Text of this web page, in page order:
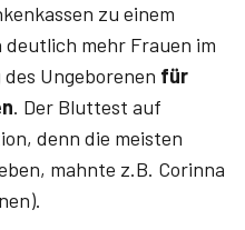
zu einem
mehr Frauen im
Ungeborenen für
. Der Bluttest auf
denn die meisten
mahnte z.B. Corinna